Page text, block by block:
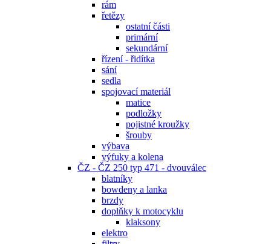
rám
řetězy
ostatní části
primární
sekundární
řízení - řidítka
sání
sedla
spojovací materiál
matice
podložky
pojistné kroužky
šrouby
výbava
výfuky a kolena
ČZ - ČZ 250 typ 471 - dvouválec
blatníky
bowdeny a lanka
brzdy
doplňky k motocyklu
klaksony
elektro